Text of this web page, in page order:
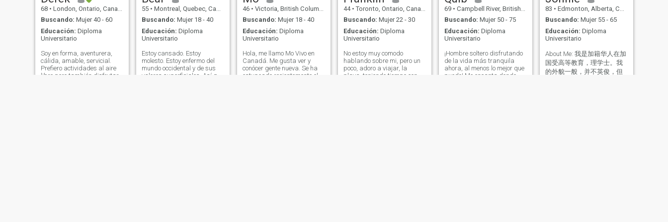
68 • London, Ontario, Canadá
Buscando: Mujer 40 - 60
Educación: Diploma
Universitario
Soy en forma, aventurera,
cálida, amable, servicial.
Prefiero actividades al aire
libre pero también disfrutar
55 • Montreal, Quebec, Canadá
Buscando: Mujer 18 - 40
Educación: Diploma
Universitario
Estoy cansado. Estoy
molesto. Estoy enfermo del
mundo occidental y de sus
valores superficiales. Así que
46 • Victoria, British Columbia, Canadá
Buscando: Mujer 18 - 40
Educación: Diploma
Universitario
Hola, me llamo Mo Vivo en
Canadá. Me gusta ver y
conócer gente nueva. Se ha
estupeado recientemente el
44 • Toronto, Ontario, Canadá
Buscando: Mujer 22 - 30
Educación: Diploma
Universitario
No estoy muy comodo
hablando sobre mi, pero un
poco, adoro a viajar, la
playa, teniendo tiempo con
69 • Campbell River, British Columbia, Canadá
Buscando: Mujer 50 - 75
Educación: Diploma
Universitario
¡Hombre soltero disfrutando
de la vida más tranquila
ahora, al menos lo mejor que
puedo! Me encanta donde
83 • Edmonton, Alberta, Canadá
Buscando: Mujer 55 - 65
Educación: Diploma
Universitario
About Me: 我是加籍华人在加
国受高等教育，理学士。我
的外貌一般，并不英俊，但